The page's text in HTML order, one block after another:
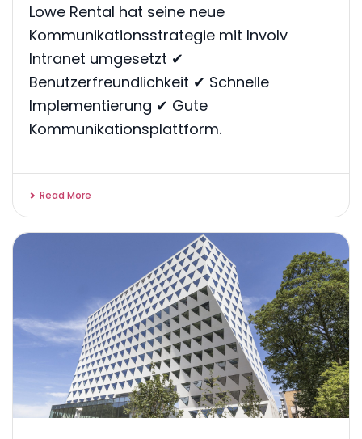
Lowe Rental hat seine neue
Kommunikationsstrategie mit Involv
Intranet umgesetzt ✔
Benutzerfreundlichkeit ✔ Schnelle
Implementierung ✔ Gute
Kommunikationsplattform.
Read More